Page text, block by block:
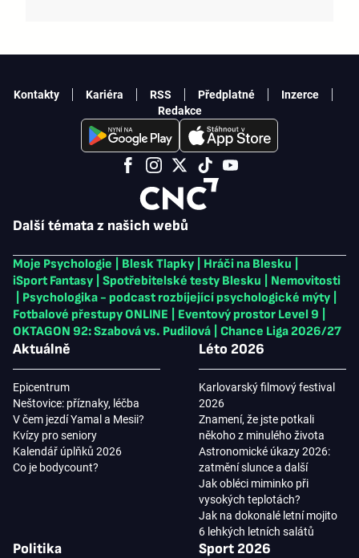
Další témata z našich webů
Moje Psychologie Blesk Tlapky Hráči na Blesku
iSport Fantasy
Spotřebitelské testy Blesku
Nemovitosti
Psychologika - podcast rozbíjející psychologické mýty
Fotbalové přestupy ONLINE
Eventový prostor Level 9
OKTAGON 92: Szabová vs. Pudilová
Chance Liga 2026/27
Aktuálně
Epicentrum
Neštovice: příznaky, léčba
V čem jezdí Yamal a Mesii?
Kvízy pro seniory
Kalendář úplňků 2026
Co je bodycount?
Léto 2026
Karlovarský filmový festival
2026
Znamení, že jste potkali
někoho z minulého života
Astronomické úkazy 2026:
zatmění slunce a další
Jak obléci miminko při
vysokých teplotách?
Jak na dokonalé letní mojito
6 lehkých letních salátů
Politika Sport 2026
Kontakty Kariéra RSS Předplatné
Inzerce
Redakce